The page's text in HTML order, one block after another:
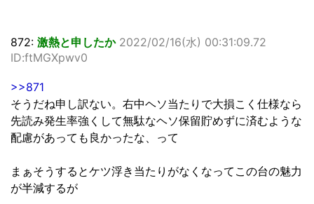
872: 激熱と申したか 2022/02/16(水) 00:31:09.72
ID:ftMGXpwv0
>>871
そうだね申し訳ない。右中ヘソ当たりで大損こく仕様なら
先読み発生率強くして無駄なヘソ保留貯めずに済むような
配慮があっても良かったな、って
まぁそうするとケツ浮き当たりがなくなってこの台の魅力
が半減するが